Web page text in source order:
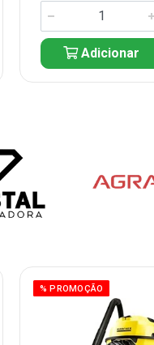
Adicionar
% PROMOÇÃO